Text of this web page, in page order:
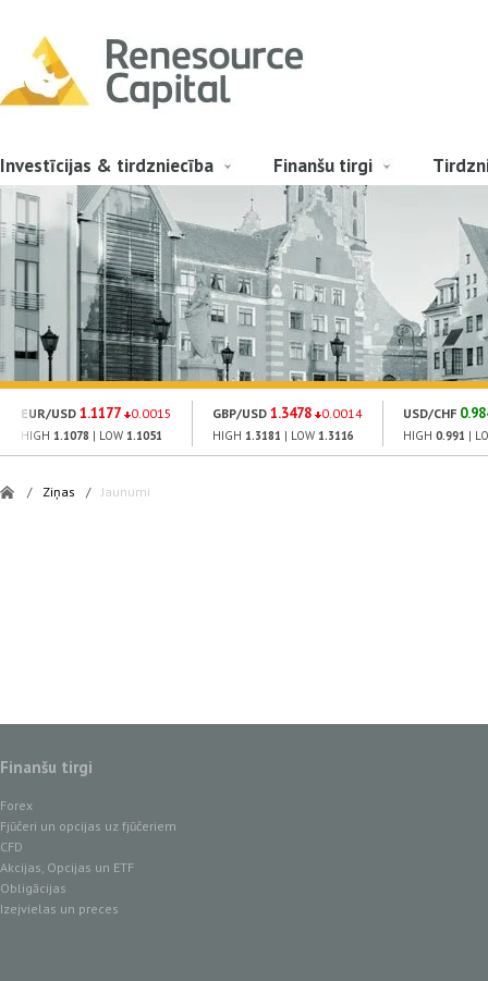
Investīcijas & tirdzniecība Finanšu tirgi
EUR/USD 1.1177 0.0015
HIGH 1.1078 | LOW 1.1051
GBP/USD 1.3478 0.0014
HIGH 1.3181 | LOW 1.3116
USD/CHF
HIGH 0.991 |
/ Ziņas / Jaunumi
Finanšu tirgi
Forex
Fjūčeri un opcijas uz fjūčeriem
CFD
Akcijas, Opcijas un ETF
Obligācijas
Izejvielas un preces